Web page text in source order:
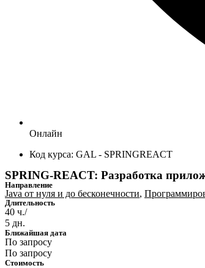
Онлайн
Код курса: GAL - SPRINGREACT
SPRING-REACT: Разработка
Направление
Java от нуля и до бесконечности,
Длительность
40 ч./
5 дн.
Ближайшая дата
По запросу
По запросу
Стоимость